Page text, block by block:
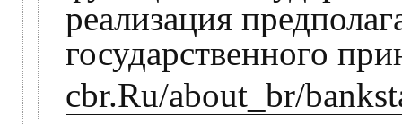
реализация
государственного
cbr.Ru/about_br/